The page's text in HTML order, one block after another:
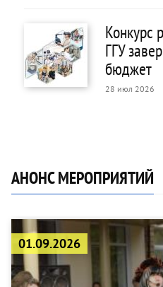
Конкурс
ГГУ
бюджет
28 июл 2026
АНОНС МЕРОПРИЯТИЙ
01.09.2026